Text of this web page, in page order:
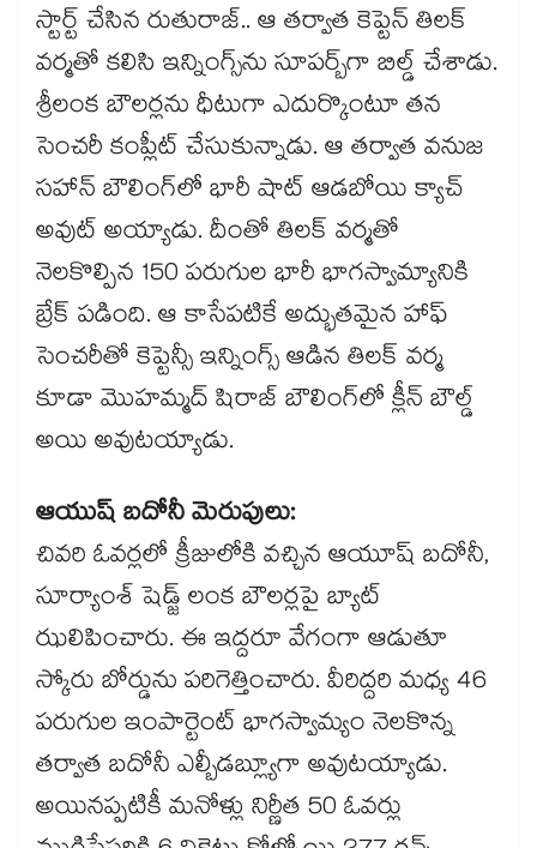
స్టార్ట్ చేసిన రుతురాజ్.. ఆ తర్వాత కెప్టెన్ తిలక్
వర్మతో కలిసి ఇన్నింగ్స్‌ను సూపర్బ్‌గా బిల్డ్ చేశాడు.
శ్రీలంక బౌలర్లను ధీటుగా ఎదుర్కొంటూ తన
సెంచరీ కంప్లీట్ చేసుకున్నాడు. ఆ తర్వాత వనుజ
సహాన్ బౌలింగ్‌లో భారీ షాట్ ఆడబోయి క్యాచ్
అవుట్ అయ్యాడు. దీంతో తిలక్ వర్మతో
నెలకొల్పిన 150 పరుగుల భారీ భాగస్వామ్యానికి
బ్రేక్ పడింది. ఆ కాసేపటికే అద్భుతమైన హాఫ్
సెంచరీతో కెప్టెన్సీ ఇన్నింగ్స్ ఆడిన తిలక్ వర్మ
కూడా మొహమ్మద్ షిరాజ్ బౌలింగ్‌లో క్లీన్ బౌల్డ్
అయి అవుటయ్యాడు.
ఆయుష్ బదోనీ మెరుపులు:
చివరి ఓవర్లలో క్రీజులోకి వచ్చిన ఆయూష్ బదోనీ,
సూర్యాంశ్ షెడ్జ్ లంక బౌలర్లపై బ్యాట్
ఝలిపించారు. ఈ ఇద్దరూ వేగంగా ఆడుతూ
స్కోరు బోర్డును పరిగెత్తించారు. వీరిద్దరి మధ్య 46
పరుగుల ఇంపార్టెంట్ భాగస్వామ్యం నెలకొన్న
తర్వాత బదోనీ ఎల్బీడబ్ల్యూగా అవుటయ్యాడు.
అయినప్పటికీ మనోళ్లు నిర్ణీత 50 ఓవర్లు